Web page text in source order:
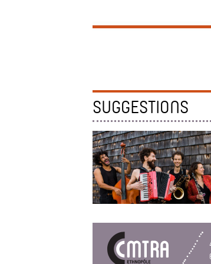
SUGGESTIONS
concert-conté pour adultes &
partir de 7 ans (conte musical)